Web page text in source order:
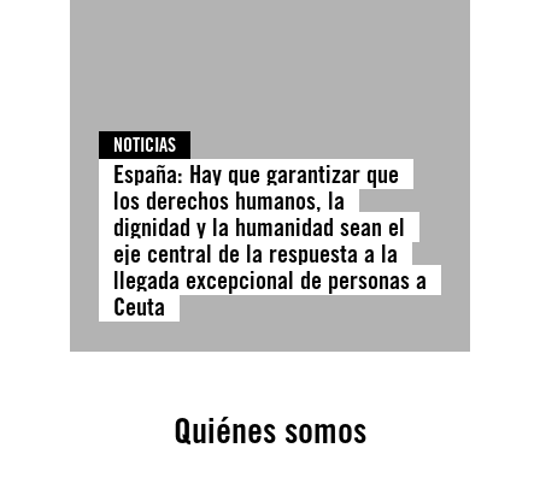
NOTICIAS
España: Hay que garantizar que
los derechos humanos, la
dignidad y la humanidad sean el
eje central de la respuesta a la
llegada excepcional de personas a
Ceuta
Quiénes somos